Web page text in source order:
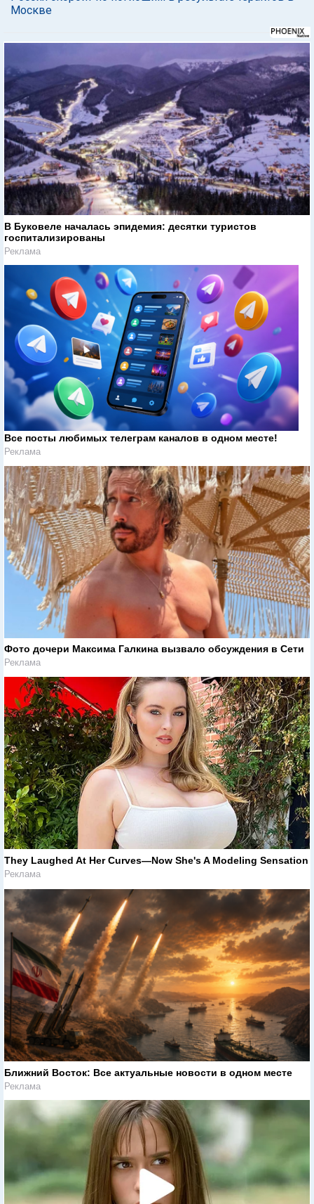
Москве
В Буковеле началась эпидемия: десятки туристов
госпитализированы
Реклама
Все посты любимых телеграм каналов в одном месте!
Реклама
Фото дочери Максима Галкина вызвало обсуждения в Сети
Реклама
They Laughed At Her Curves—Now She's A Modeling Sensation
Реклама
Ближний Восток: Все актуальные новости в одном месте
Реклама